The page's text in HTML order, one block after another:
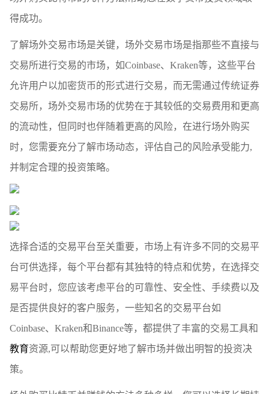
得成功。
了解场外交易市场是关键，场外交易市场是指那些不直接与
交易所进行交易的市场，如Coinbase、Kraken等，这些平台
允许用户以加密货币的形式进行交易，而无需通过传统证券
交易所，场外交易市场的优势在于其较低的交易费用和更高
的流动性，但同时也伴随着更高的风险，在进行场外购买
时，您需要充分了解市场动态，评估自己的风险承受能力,
并制定合理的投资策略。
选择合适的交易平台至关重要，市场上有许多不同的交易平
台可供选择，每个平台都有其独特的特点和优势，在选择交
易平台时，您应该考虑平台的可靠性、安全性、手续费以及
是否提供良好的客户服务，一些知名的交易平台如
Coinbase、Kraken和Binance等，都提供了丰富的交易工具和
教育资源,可以帮助您更好地了解市场并做出明智的投资决
策。